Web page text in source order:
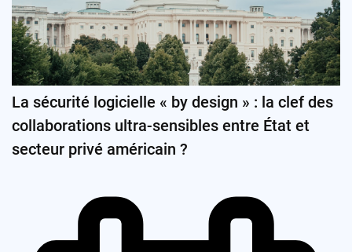
La sécurité logicielle « by design » : la clef des
collaborations ultra-sensibles entre État et
secteur privé américain ?